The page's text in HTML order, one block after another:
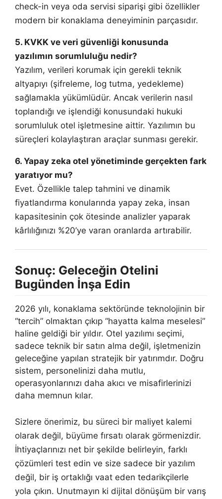
check-in veya oda servisi siparişi gibi özellikler
modern bir konaklama deneyiminin parçasıdır.
5. KVKK ve veri güvenliği konusunda
yazılımın sorumluluğu nedir?
Yazılım, verileri korumak için gerekli teknik
altyapıyı (şifreleme, log tutma, yedekleme)
sağlamakla yükümlüdür. Ancak verilerin nasıl
toplandığı ve işlendiği konusundaki hukuki
sorumluluk otel işletmesine aittir. Yazılımın bu
süreçleri kolaylaştıran araçlar sunması gerekir.
6. Yapay zeka otel yönetiminde gerçekten fark
yaratıyor mu?
Evet. Özellikle talep tahmini ve dinamik
fiyatlandırma konularında yapay zeka, insan
kapasitesinin çok ötesinde analizler yaparak
kârlılığınızı %20’ye varan oranlarda artırabilir.
Sonuç: Geleceğin Otelini
Bugünden İnşa Edin
2026 yılı, konaklama sektöründe teknolojinin bir
“tercih” olmaktan çıkıp “hayatta kalma meselesi”
haline geldiği bir yıldır. Otel yazılımı seçimi,
sadece teknik bir satın alma değil, işletmenizin
geleceğine yapılan stratejik bir yatırımdır. Doğru
sistem, personelinizi daha mutlu,
operasyonlarınızı daha akıcı ve misafirlerinizi
daha memnun kılar.
Sizlere önerimiz, bu süreci bir maliyet kalemi
olarak değil, büyüme fırsatı olarak görmenizdir.
İhtiyaçlarınızı net bir şekilde belirleyin, farklı
çözümleri test edin ve size sadece bir yazılım
değil, bir iş ortaklığı vaat eden tedarikçilerle
yola çıkın. Unutmayın ki dijital dönüşüm bir varış